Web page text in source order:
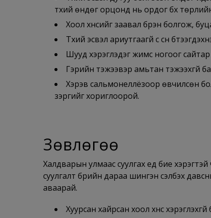
түүхий өндөг орцонд нь ордог бүх төрлийн
Хоол хүнсийг заавал бүрэн болгож,
Түүхий эсвэл ариутгаагүй сүү сүүн
Шууд хэрэглэдэг жимс ногоог
Гэрийн тэжээвэр амьтан тэжээхгүй
Хэрэв сальмонеллёзоор өвчилсөн
зэргийг хориглоорой.
Зөвлөгөө
Халдварын улмаас суулгах үед бие
суулгалт бүрийн дараа шингэн сэлбэх
аваарай.
Хуурсан хайрсан хоол хүнс хэрэглэхгүй